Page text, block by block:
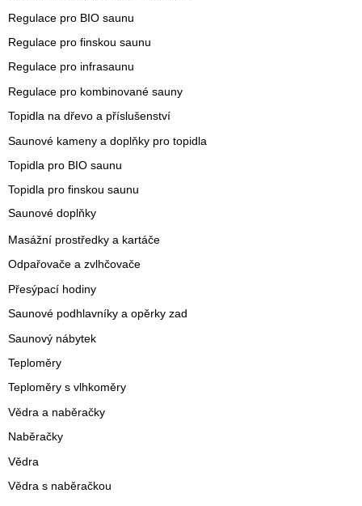
Regulace pro BIO saunu
Regulace pro finskou saunu
Regulace pro infrasaunu
Regulace pro kombinované sauny
Topidla na dřevo a příslušenství
Saunové kameny a doplňky pro topidla
Topidla pro BIO saunu
Topidla pro finskou saunu
Saunové doplňky
Masážní prostředky a kartáče
Odpařovače a zvlhčovače
Přesýpací hodiny
Saunové podhlavníky a opěrky zad
Saunový nábytek
Teploměry
Teploměry s vlhkoměry
Vědra a naběračky
Naběračky
Vědra
Vědra s naběračkou